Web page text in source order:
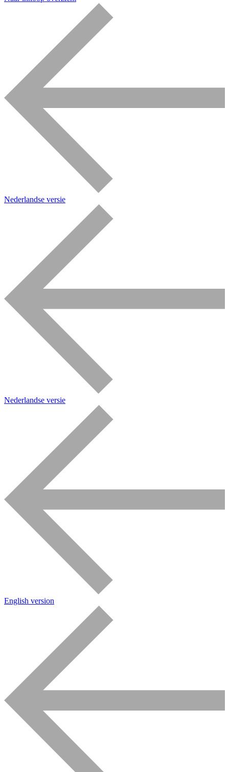
Nederlandse versie
Nederlandse versie
English version